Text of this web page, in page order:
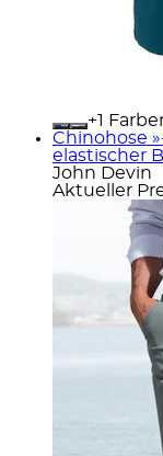
+
Chinohose
elastischer
John Devin
Aktueller